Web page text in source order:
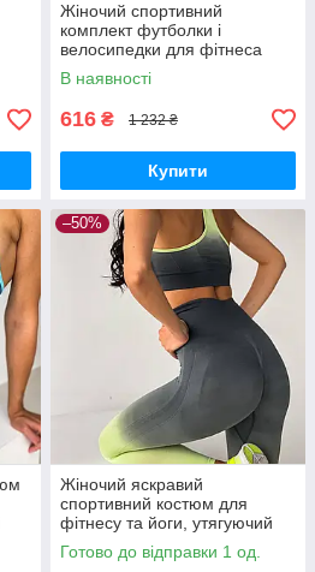
Жіночий спортивний
комплект футболки і
велосипедки для фітнеса
бежевий
В наявності
616 ₴ 1 232 ₴
Купити
–50%
Жіночий яскравий
спортивний костюм для
фітнесу та йоги, утягуючий
одяг топ та лосини щільна
салатовий
Готово до відправки 1 од.